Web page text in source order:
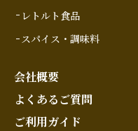
レトルト食品
スパイス・調味料
会社概要
よくあるご質問
ご利用ガイド